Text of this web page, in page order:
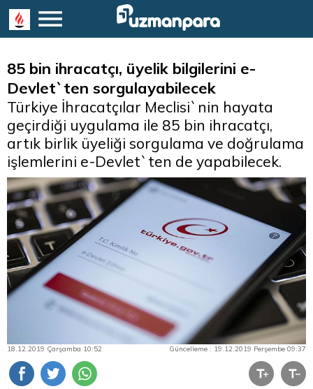
85 bin ihracatçı, üyelik bilgilerini e-
Devlet`ten sorgulayabilecek
Türkiye İhracatçılar Meclisi`nin hayata
geçirdiği uygulama ile 85 bin ihracatçı,
artık birlik üyeliği sorgulama ve doğrulama
işlemlerini e-Devlet`ten de yapabilecek.
18.12.2019 Çarşamba 10:52 Güncelleme : 19.12.2019 Perşembe 09:37